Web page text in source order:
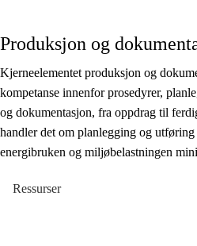
Produksjon og
Kjerneelementet produksjon og
kompetanse innenfor prosedyrer,
og dokumentasjon, fra oppdrag til
handler det om planlegging og
energibruken og miljøbelastningen
Ressurser